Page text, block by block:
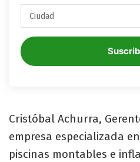
Cristóbal Achurra,
empresa especializada
piscinas montables e